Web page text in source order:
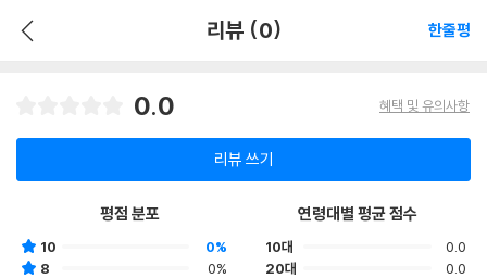
리뷰 (0) 한줄평
0.0 혜택 및 유의사항
리뷰 쓰기
평점 분포
10
0%
8
0%
연령대별 평균 점수
10대
0.0
20대
0.0